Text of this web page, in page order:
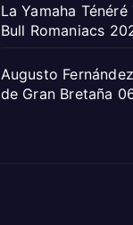
La Yamaha
Bull Romaniacs
Augusto
de Gran Bretaña